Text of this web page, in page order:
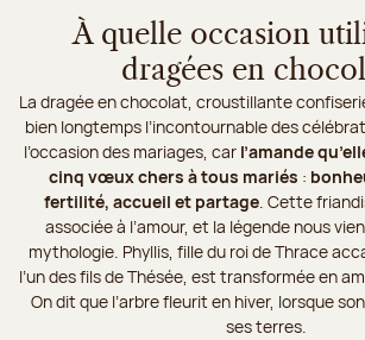
À quelle occasion
dragées en
La dragée en chocolat, croustillante
bien longtemps l’incontournable des
l’occasion des mariages, car l’amande
cinq vœux chers à tous mariés :
fertilité, accueil et partage. Cette
associée à l’amour, et la légende nous
mythologie. Phyllis, fille du roi de Thrace
l’un des fils de Thésée, est transformée en
On dit que l’arbre fleurit en hiver, lorsque
ses terres.